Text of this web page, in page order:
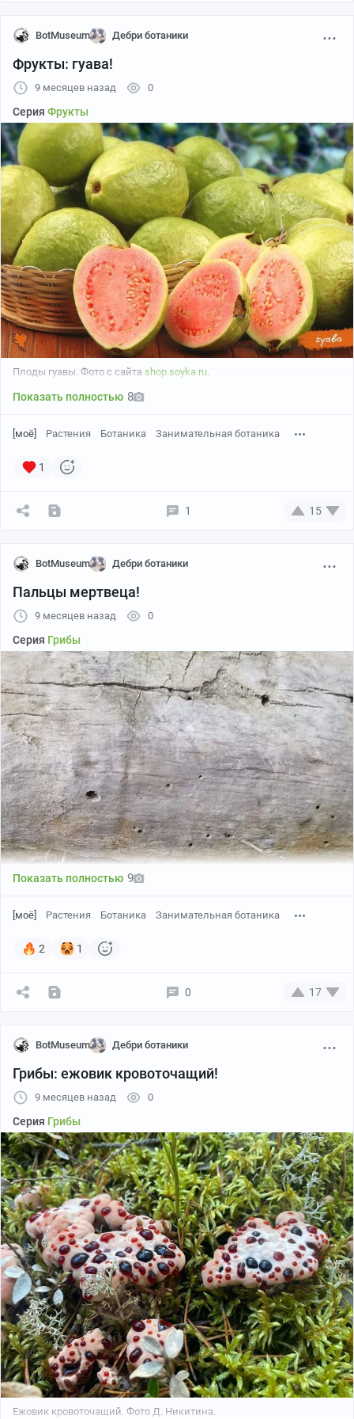
Все меньше остается листвы на деревьях, все
холоднее становится воздух, особенно по утрам. Но во
время этого хмурого сезона природа тоже имеет свое
очарование.
BotMuseum Дебри ботаники
Фрукты: гуава!
9 месяцев назад 0
Серия Фрукты
Плоды гуавы. Фото с сайта shop.soyka.ru.
Показать полностью 8
[моё] Растения Ботаника Занимательная ботаника
1
1 15
BotMuseum Дебри ботаники
Пальцы мертвеца!
9 месяцев назад 0
Серия Грибы
В ночь Хэллоуина грань между мирами особенно
тонка, и вероятность встречи с разного рода нечистью
многократно возрастает...
Показать полностью 9
[моё] Растения Ботаника Занимательная ботаника
2 1
0 17
BotMuseum Дебри ботаники
Грибы: ежовик кровоточащий!
9 месяцев назад 0
Серия Грибы
Ежовик кровоточащий. Фото Д. Никитина.